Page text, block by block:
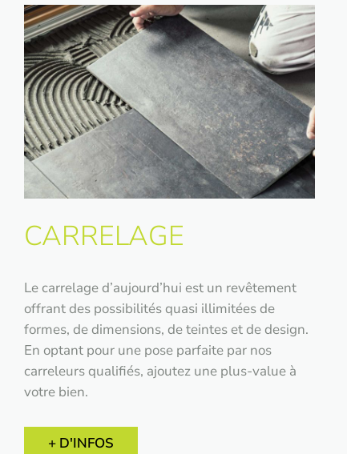
CARRELAGE
Le carrelage d’aujourd’hui est un revêtement
offrant des possibilités quasi illimitées de
formes, de dimensions, de teintes et de design.
En optant pour une pose parfaite par nos
carreleurs qualifiés, ajoutez une plus-value à
votre bien.
+ D'INFOS